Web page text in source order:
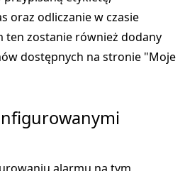
oraz odliczanie w czasie
ten zostanie również dodany
dostępnych na stronie "Moje